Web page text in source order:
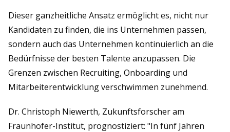
Dieser ganzheitliche Ansatz ermöglicht es, nicht nur
Kandidaten zu finden, die ins Unternehmen passen,
sondern auch das Unternehmen kontinuierlich an die
Bedürfnisse der besten Talente anzupassen. Die
Grenzen zwischen Recruiting, Onboarding und
Mitarbeiterentwicklung verschwimmen zunehmend.
Dr. Christoph Niewerth, Zukunftsforscher am
Fraunhofer-Institut, prognostiziert: "In fünf Jahren